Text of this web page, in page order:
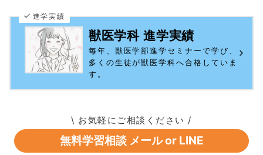
進学実績
獣医学科 進学実績
毎年、獣医学部進学セミナーで学び、
多くの生徒が獣医学科へ合格していま
す。
\ お気軽にご相談ください /
無料学習相談 メール or LINE